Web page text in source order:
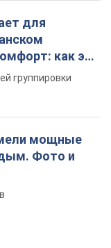
Фото и